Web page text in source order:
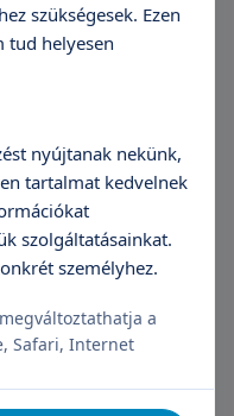
húgyúti
ejakuláció,
vizsgálat
a
diagnosztikai lépés
van-e további
történő manuális
vizsgálat).
vizsgálat
szükségesek. Ezen
tud helyesen
nyújtanak nekünk,
tartalmat kedvelnek
szolgáltatásainkat.
személyhez.
a
Safari, Internet